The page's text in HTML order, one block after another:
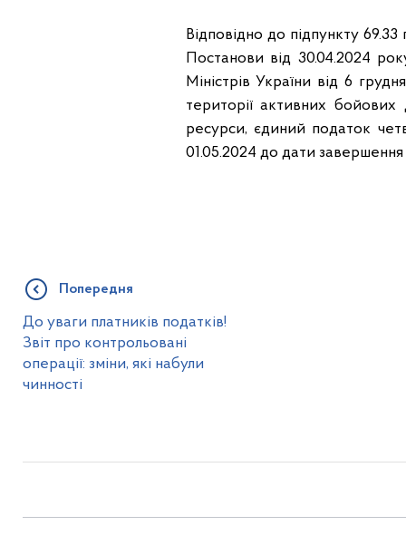
Відповідно до підпункту
Постанови від 30.04.2024
Міністрів України від 6
території активних
ресурси, єдиний податок
01.05.2024 до дати
Попередня
До уваги платників податків!
Звіт про контрольовані
операції: зміни, які набули
чинності